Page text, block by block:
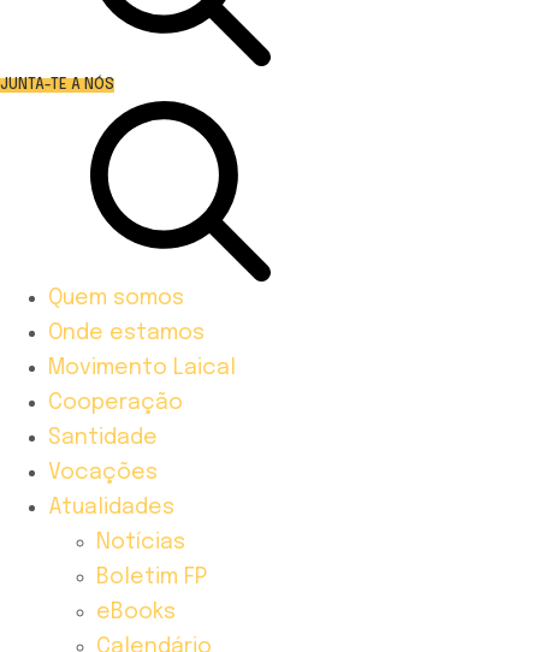
JUNTA-TE A NÓS
Quem somos
Onde estamos
Movimento Laical
Cooperação
Santidade
Vocações
Atualidades
Notícias
Boletim FP
eBooks
Calendário